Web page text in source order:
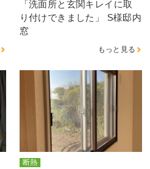
「洗面所と玄関キレイに取
り付けできました」 S様邸内
窓
もっと見る
断熱